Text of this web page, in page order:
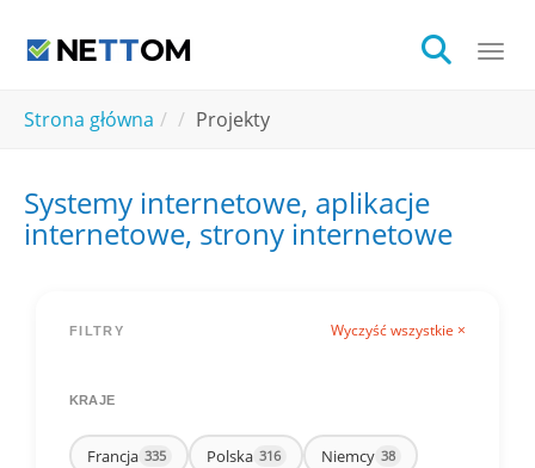
Strona główna Projekty
Systemy internetowe, aplikacje
internetowe, strony internetowe
FILTRY Wyczyść wszystkie ×
KRAJE
Francja 335 Polska 316 Niemcy 38